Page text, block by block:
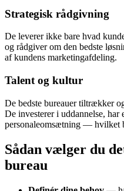
Strategisk rådgivning
De leverer ikke bare hvad
og rådgiver om den bedste
af kundens marketingafdeling.
Talent og kultur
De bedste bureauer tiltrækker
De investerer i uddannelse,
personaleomsætning — hvilket
Sådan vælger du
bureau